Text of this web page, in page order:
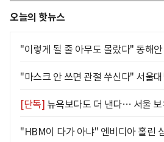
오늘의 핫뉴스
"이렇게 될 줄 아무도 몰랐다" 동해
"마스크 안 쓰면 관절 쑤신다" 서울
[단독] 뉴욕보다도 더 낸다… 서울
"HBM이 다가 아냐" 엔비디아 홀린